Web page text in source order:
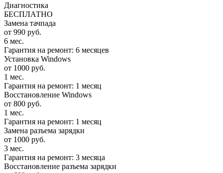
Диагностика
БЕСПЛАТНО
Замена тачпада
от 990 руб.
6 мес.
Гарантия на ремонт: 6 месяцев
Установка Windows
от 1000 руб.
1 мес.
Гарантия на ремонт: 1 месяц
Восстановление Windows
от 800 руб.
1 мес.
Гарантия на ремонт: 1 месяц
Замена разъема зарядки
от 1000 руб.
3 мес.
Гарантия на ремонт: 3 месяца
Восстановление разъема зарядки